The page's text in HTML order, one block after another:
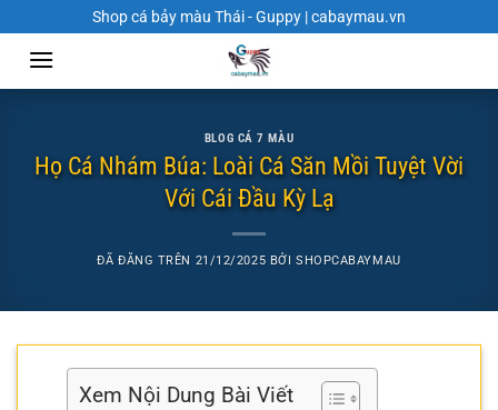
đến
dung
Shop cá bảy màu Thái - Guppy | cabaymau.vn
BLOG CÁ 7 MÀU
Họ Cá Nhám Búa: Loài Cá Săn Mồi Tuyệt Vời
Với Cái Đầu Kỳ Lạ
ĐÃ ĐĂNG TRÊN 21/12/2025 BỞI SHOPCABAYMAU
Xem Nội Dung Bài Viết